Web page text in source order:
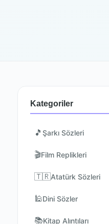
Kategoriler
🎵 Şarkı Sözleri
🎬Film Replikleri
🇹🇷Atatürk Sözleri
🕌Dini Sözler
📚Kitap Alıntıları